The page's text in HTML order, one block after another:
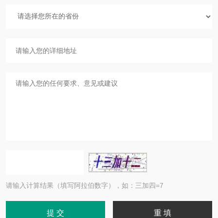
请输入计算结果（填写阿拉伯数字），如：三加四=7